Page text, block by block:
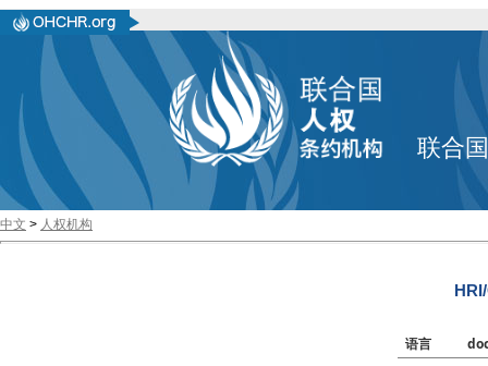
联合
中文 > 人权机构
语言